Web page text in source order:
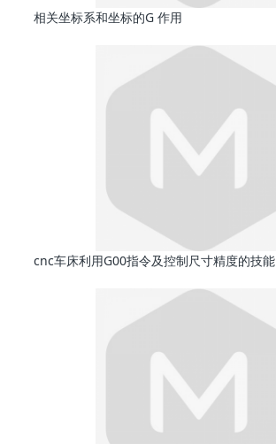
相关坐标系和坐标的G 作用
cnc车床利用G00指令及控制尺寸精度的技能